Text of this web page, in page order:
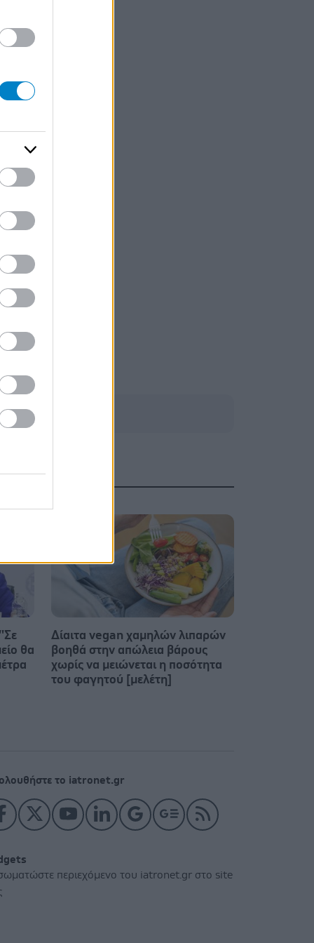
θα
Δίαιτα vegan χαμηλών λιπαρών
βοηθά στην απώλεια βάρους
χωρίς να μειώνεται η ποσότητα
του φαγητού [μελέτη]
το iatronet.gr
περιεχόμενο του iatronet.gr στο site